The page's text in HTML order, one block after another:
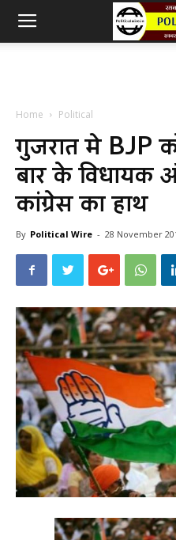
Home Political
गुजरात मे BJP
बार के विधायक
कांग्रेस का हाथ
By Political Wire - 28 November